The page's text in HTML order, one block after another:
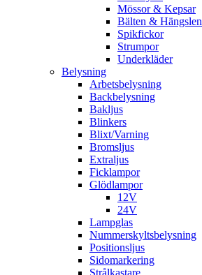
Mössor & Kepsar
Bälten & Hängslen
Spikfickor
Strumpor
Underkläder
Belysning
Arbetsbelysning
Backbelysning
Bakljus
Blinkers
Blixt/Varning
Bromsljus
Extraljus
Ficklampor
Glödlampor
12V
24V
Lampglas
Nummerskyltsbelysning
Positionsljus
Sidomarkering
Strålkastare